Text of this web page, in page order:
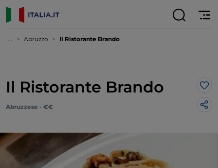
... Abruzzo Il Ristorante Brando
Il Ristorante Brando
Abruzzese - €€